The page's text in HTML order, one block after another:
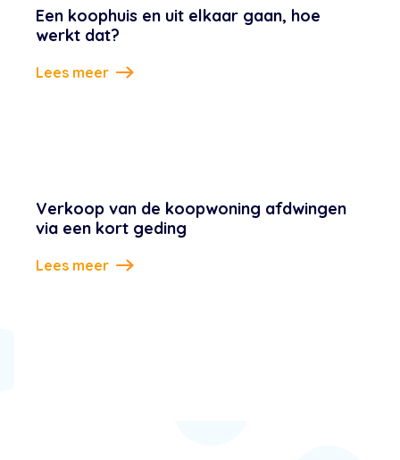
Een koophuis en uit elkaar gaan, hoe
werkt dat?
Lees meer
Verkoop van de koopwoning afdwingen
via een kort geding
Lees meer